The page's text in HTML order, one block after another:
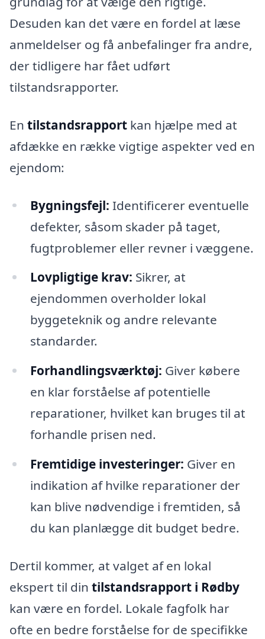
Desuden kan det være en fordel at læse
anmeldelser og få anbefalinger fra andre,
der tidligere har fået udført
tilstandsrapporter.
En tilstandsrapport kan hjælpe med at
afdække en række vigtige aspekter ved en
ejendom:
Bygningsfejl: Identificerer eventuelle
defekter, såsom skader på taget,
fugtproblemer eller revner i væggene.
Lovpligtige krav: Sikrer, at
ejendommen overholder lokal
byggeteknik og andre relevante
standarder.
Forhandlingsværktøj: Giver købere
en klar forståelse af potentielle
reparationer, hvilket kan bruges til at
forhandle prisen ned.
Fremtidige investeringer: Giver en
indikation af hvilke reparationer der
kan blive nødvendige i fremtiden, så
du kan planlægge dit budget bedre.
Dertil kommer, at valget af en lokal
ekspert til din tilstandsrapport i Rødby
kan være en fordel. Lokale fagfolk har
ofte en bedre forståelse for de specifikke